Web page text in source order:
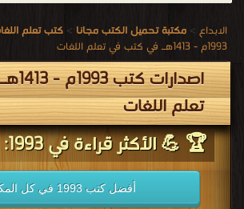
الابداع > مكتبة تحميل الكتب مجانا > كتب تعلم
1993م - 1413هـ في كتب في تعلم اللغات
تعلم اللغات
🏆 💪 الأكثر قراءة في 1993:
أفضل كتب 1993 في كل المكتبة